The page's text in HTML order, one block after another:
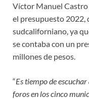
Víctor Manuel Castro
el presupuesto 2022,
sudcaliforniano, ya
se contaba con un
millones de pesos.
“Es tiempo de
foros en los cinco